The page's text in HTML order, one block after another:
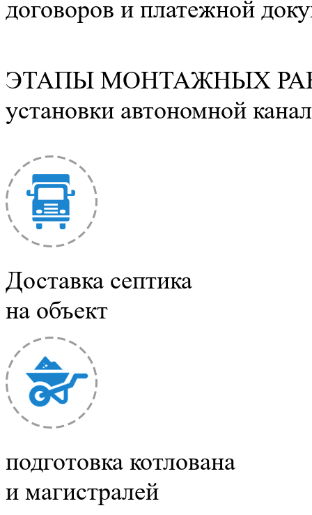
договоров и платежной
ЭТАПЫ МОНТАЖНЫХ
установки автономной
Доставка септика
на объект
подготовка котлована
и магистралей